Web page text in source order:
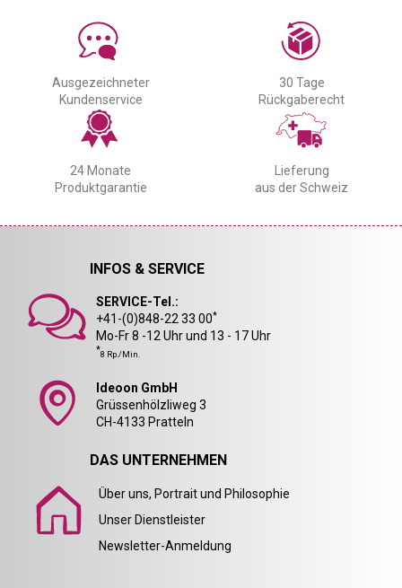
Ausgezeichneter
Kundenservice
30 Tage
Rückgaberecht
24 Monate
Produktgarantie
Lieferung
aus der Schweiz
INFOS & SERVICE
SERVICE-Tel.:
+41-(0)848-22 33 00*
Mo-Fr 8 -12 Uhr und 13 - 17 Uhr
*8 Rp./Min.
Ideoon GmbH
Grüssenhölzliweg 3
CH-4133 Pratteln
DAS UNTERNEHMEN
Über uns, Portrait und Philosophie
Unser Dienstleister
Newsletter-Anmeldung